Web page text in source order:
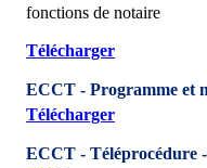
fonctions de notaire
Télécharger
ECCT - Programme et
Télécharger
ECCT - Téléprocédure